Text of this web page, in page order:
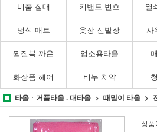
비품 침대 키밴드 번호 열
멍석 매트 옷장 신발장 사
찜질복 까운 업소용타올
화장품 헤어 비누 치약
타올ㆍ거품타올 . 대타올 때밀이 타올
상품